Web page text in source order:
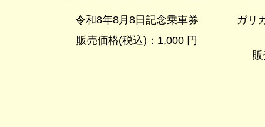
令和8年8月8日記念乗車券
販売価格(税込)：1,000 円
ガリ